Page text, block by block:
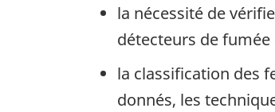
la nécessité de
détecteurs de fumée
la classification des
donnés, les